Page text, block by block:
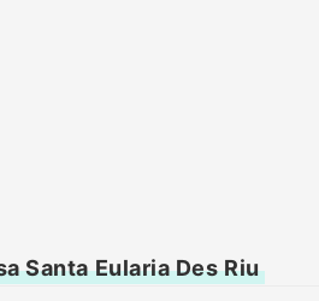
Santa Eularia Des Riu